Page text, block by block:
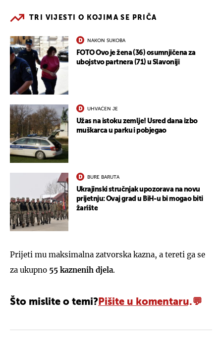
TRI VIJESTI O KOJIMA SE PRIČA
NAKON SUKOBA
FOTO Ovo je žena (36) osumnjičena za
ubojstvo partnera (71) u Slavoniji
UHVAĆEN JE
Užas na istoku zemlje! Usred dana izbo
muškarca u parku i pobjegao
BURE BARUTA
Ukrajinski stručnjak upozorava na novu
prijetnju: Ovaj grad u BiH-u bi mogao biti
žarište
Prijeti mu maksimalna zatvorska kazna, a tereti ga se
za ukupno 55 kaznenih djela.
Što mislite o temi? Pišite u komentaru.